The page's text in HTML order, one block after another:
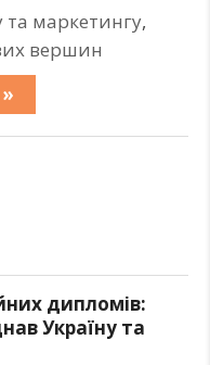
маркетингу,
вершин
дипломів:
Україну та